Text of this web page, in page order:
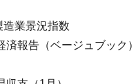
業景況指数
報告（ベージュブック）